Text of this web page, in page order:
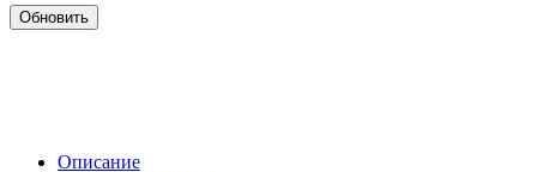
Описание